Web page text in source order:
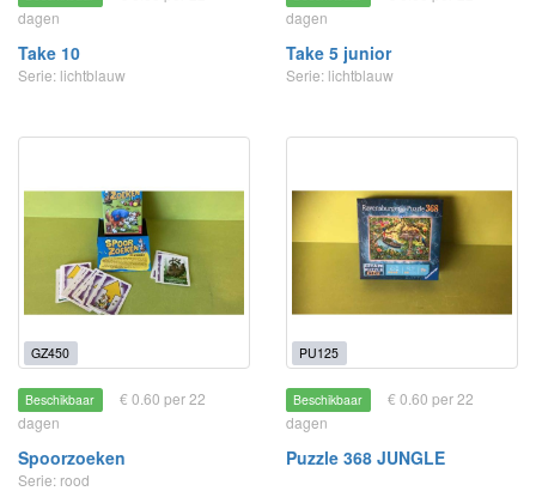
dagen
Take 10
Serie: lichtblauw
dagen
Take 5 junior
Serie: lichtblauw
GZ450
Beschikbaar
€ 0.60 per 22
dagen
Spoorzoeken
Serie: rood
PU125
Beschikbaar
€ 0.60 per 22
dagen
Puzzle 368 JUNGLE